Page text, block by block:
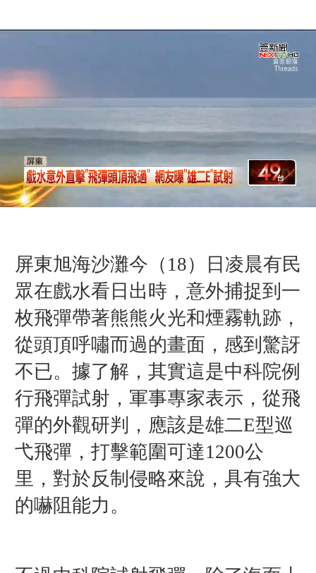
屏東旭海沙灘今（18）日凌晨有民
眾在戲水看日出時，意外捕捉到一
枚飛彈帶著熊熊火光和煙霧軌跡，
從頭頂呼嘯而過的畫面，感到驚訝
不已。據了解，其實這是中科院例
行飛彈試射，軍事專家表示，從飛
彈的外觀研判，應該是雄二E型巡
弋飛彈，打擊範圍可達1200公
里，對於反制侵略來說，具有強大
的嚇阻能力。